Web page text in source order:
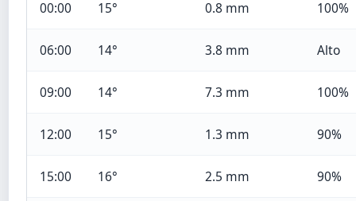
00:00 15° 0.8 mm 100%
06:00 14° 3.8 mm Alto
09:00 14° 7.3 mm 100%
12:00 15° 1.3 mm 90%
15:00 16° 2.5 mm 90%